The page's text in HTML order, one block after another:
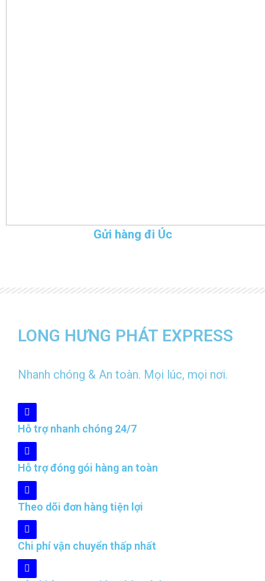
Gửi hàng đi Úc
LONG HƯNG PHÁT EXPRESS
Nhanh chóng & An toàn. Mọi lúc, mọi nơi.
Hỗ trợ nhanh chóng 24/7
Hỗ trợ đóng gói hàng an toàn
Theo dõi đơn hàng tiện lợi
Chi phí vận chuyển thấp nhất